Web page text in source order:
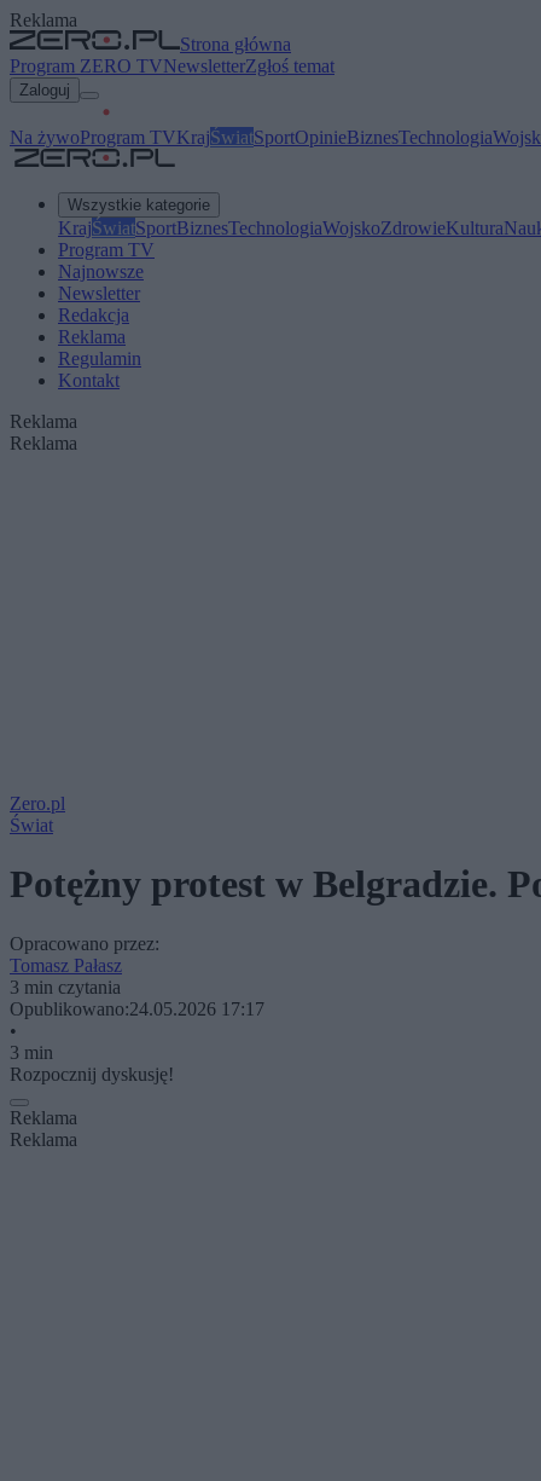
Reklama
Strona główna
Program ZERO TVNewsletterZgłoś temat
Zaloguj
Na żywoProgram TVKrajŚwiatSportOpinieBiznesTechnologia
Wszystkie kategorie
KrajŚwiatSportBiznesTechnologiaWojskoZdrowieKultura
Program TV
Najnowsze
Newsletter
Redakcja
Reklama
Regulamin
Kontakt
Reklama
Reklama
Zero.pl
Świat
Potężny protest w Belgradzie.
Opracowano przez:
Tomasz Pałasz
3 min czytania
Opublikowano:24.05.2026 17:17
•
3 min
Rozpocznij dyskusję!
Reklama
Reklama